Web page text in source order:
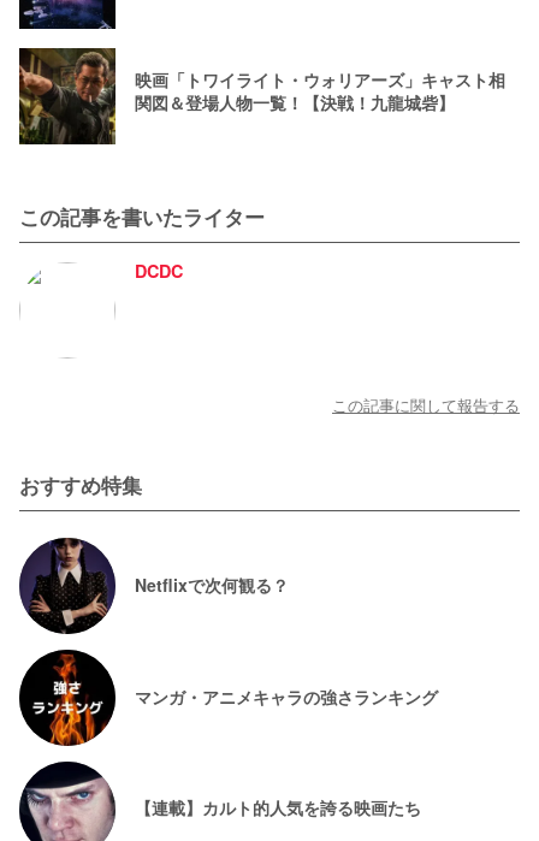
映画「トワイライト・ウォリアーズ」キャスト相
関図＆登場人物一覧！【決戦！九龍城砦】
この記事を書いたライター
DCDC
この記事に関して報告する
おすすめ特集
Netflixで次何観る？
マンガ・アニメキャラの強さランキング
【連載】カルト的人気を誇る映画たち